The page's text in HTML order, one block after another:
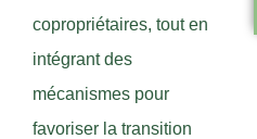
copropriétaires, tout en
intégrant des
mécanismes pour
favoriser la transition